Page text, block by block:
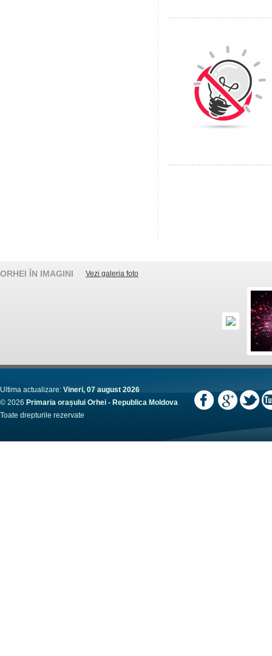
ORHEI ÎN IMAGINI Vezi galeria foto
Ultima actualizare: Vineri, 07 august 2026
© 2026 Primaria orașului Orhei - Republica Moldova
Toate drepturile rezervate